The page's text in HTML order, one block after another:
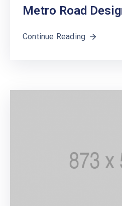
Metro Road
Continue Reading